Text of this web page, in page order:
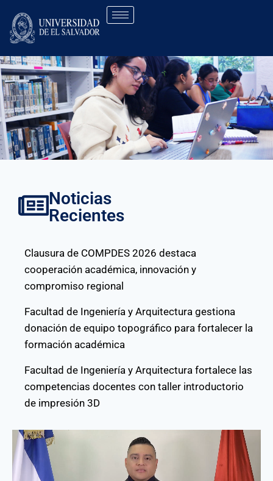
Noticias
Recientes
Clausura de COMPDES 2026 destaca
cooperación académica, innovación y
compromiso regional
Facultad de Ingeniería y Arquitectura gestiona
donación de equipo topográfico para fortalecer la
formación académica
Facultad de Ingeniería y Arquitectura fortalece las
competencias docentes con taller introductorio
de impresión 3D